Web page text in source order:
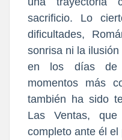
sacrificio. Lo
dificultades,
sonrisa ni la
en los días de
momentos más
también ha sido
Las Ventas,
completo ante él el